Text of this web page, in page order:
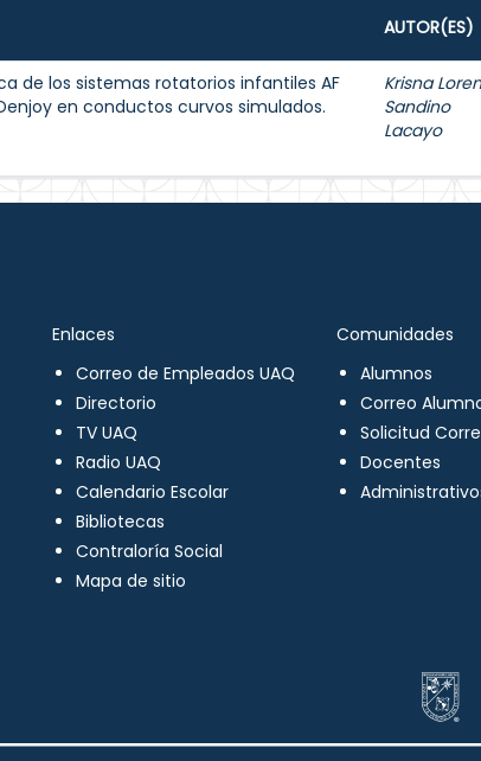
AUTOR(ES)
de los sistemas rotatorios infantiles AF
en conductos curvos simulados.
Krisna
Sandino
Lacayo
Enlaces
Correo de Empleados UAQ
Directorio
TV UAQ
Radio UAQ
Calendario Escolar
Bibliotecas
Contraloría Social
Mapa de sitio
Comunidades
Alumnos
Correo
Solicitud
Docentes